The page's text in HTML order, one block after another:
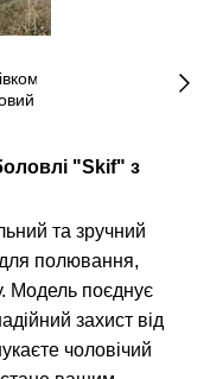
"Skif" з
та зручний
полювання,
Модель поєднує
захист від
чоловічий